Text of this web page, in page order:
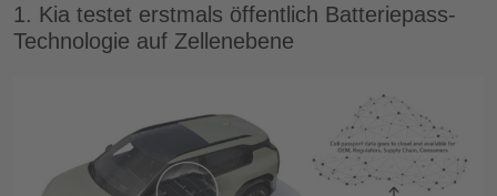
1. Kia testet erstmals öffentlich Batteriepass-
Technologie auf Zellenebene